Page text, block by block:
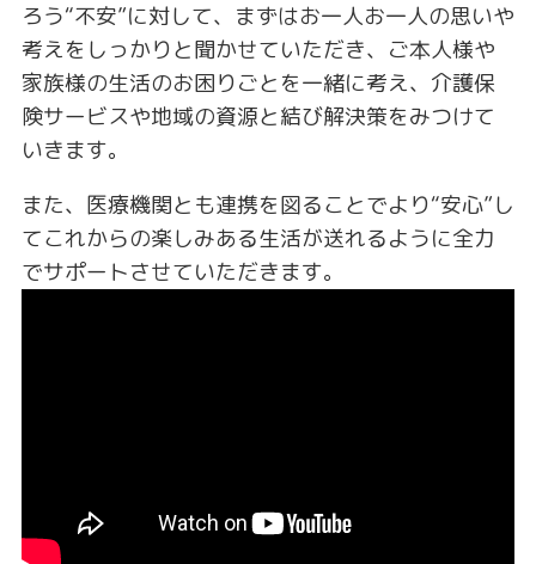
ろう“不安”に対して、まずはお一人お一人の思いや
考えをしっかりと聞かせていただき、ご本人様や
家族様の生活のお困りごとを一緒に考え、介護保
険サービスや地域の資源と結び解決策をみつけて
いきます。
また、医療機関とも連携を図ることでより“安心”し
てこれからの楽しみある生活が送れるように全力
でサポートさせていただきます。